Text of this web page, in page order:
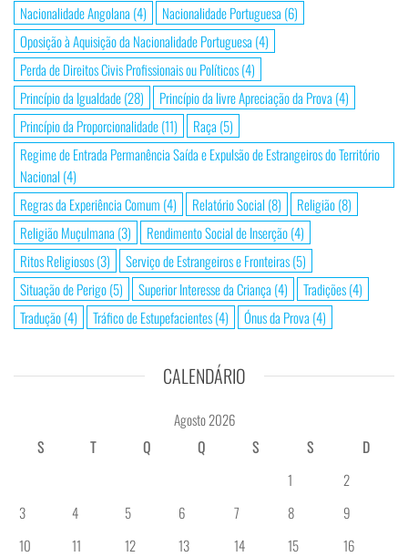
Nacionalidade Angolana (4) Nacionalidade Portuguesa (6)
Oposição à Aquisição da Nacionalidade Portuguesa (4)
Perda de Direitos Civis Profissionais ou Políticos(4)
Princípio da Igualdade(28) Princípio da livre Apreciação da Prova (4)
Princípio da Proporcionalidade(11) Raça (5)
Regime de Entrada Permanência Saída e Expulsão de Estrangeiros do Território
Nacional (4)
Regras da Experiência Comum (4) Relatório Social (8) Religião(8)
Religião Muçulmana (3) Rendimento Social de Inserção(4)
Ritos Religiosos(3) Serviço de Estrangeiros e Fronteiras(5)
Situação de Perigo(5) Superior Interesse da Criança (4) Tradições(4)
Tradução(4) Tráfico de Estupefacientes(4) Ónus da Prova (4)
CALENDÁRIO
Agosto 2026
S
T Q Q S S
D
1
2
3
4 5 6 7 8
9
10
11 12 13 14 15
16